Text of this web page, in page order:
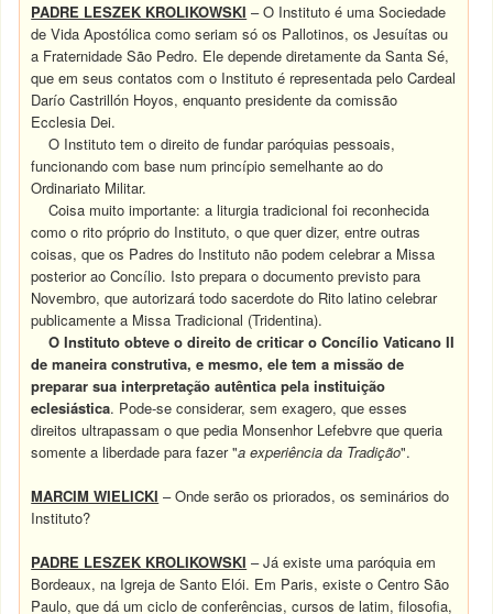
PADRE LESZEK KROLIKOWSKI – O Instituto é uma Sociedade
de Vida Apostólica como seriam só os Pallotinos, os Jesuítas ou
a Fraternidade São Pedro. Ele depende diretamente da Santa Sé,
que em seus contatos com o Instituto é representada pelo Cardeal
Darío Castrillón Hoyos, enquanto presidente da comissão
Ecclesia Dei.
O Instituto tem o direito de fundar paróquias pessoais,
funcionando com base num princípio semelhante ao do
Ordinariato Militar.
Coisa muito importante: a liturgia tradicional foi reconhecida
como o rito próprio do Instituto, o que quer dizer, entre outras
coisas, que os Padres do Instituto não podem celebrar a Missa
posterior ao Concílio. Isto prepara o documento previsto para
Novembro, que autorizará todo sacerdote do Rito latino celebrar
publicamente a Missa Tradicional (Tridentina).
O Instituto obteve o direito de criticar o Concílio Vaticano II
de maneira construtiva, e mesmo, ele tem a missão de
preparar sua interpretação autêntica pela instituição
eclesiástica. Pode-se considerar, sem exagero, que esses
direitos ultrapassam o que pedia Monsenhor Lefebvre que queria
somente a liberdade para fazer "a experiência da Tradição".
MARCIM WIELICKI – Onde serão os priorados, os seminários do
Instituto?
PADRE LESZEK KROLIKOWSKI – Já existe uma paróquia em
Bordeaux, na Igreja de Santo Elói. Em Paris, existe o Centro São
Paulo, que dá um ciclo de conferências, cursos de latim, filosofia,